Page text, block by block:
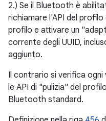
2.) Se il Bluetooth è
richiamare l'API del
profilo e attivare un
corrente degli UUID,
aggiunto.
Il contrario si verifica
le API di "pulizia" del
Bluetooth standard.